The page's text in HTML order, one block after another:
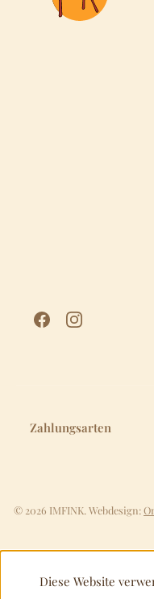
Zahlungsarten
© 2026 IMFINK. Webdesign:
Diese Website